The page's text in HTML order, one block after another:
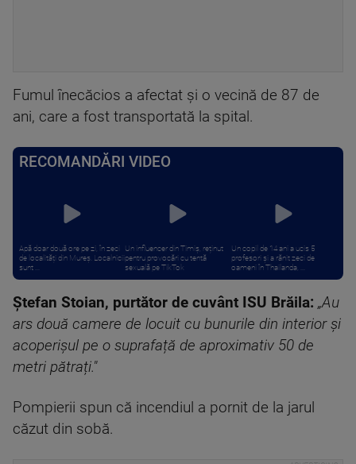
Fumul înecăcios a afectat și o vecină de 87 de
ani, care a fost transportată la spital.
RECOMANDĂRI VIDEO
Apă doar două ore pe zi, în zeci
de localități din Mureș. Localnicii
sunt ...
Un influencer din Timiș, reținut
pentru provocări cu tentă
sexuală pe TikTok
Un copil de 14 ani a ucis 5
profesori și a rănit zeci de
oameni în Thailanda, ...
Ștefan Stoian, purtător de cuvânt ISU Brăila: „Au
ars două camere de locuit cu bunurile din interior și
acoperișul pe o suprafață de aproximativ 50 de
metri pătrați."
Pompierii spun că incendiul a pornit de la jarul
căzut din sobă.